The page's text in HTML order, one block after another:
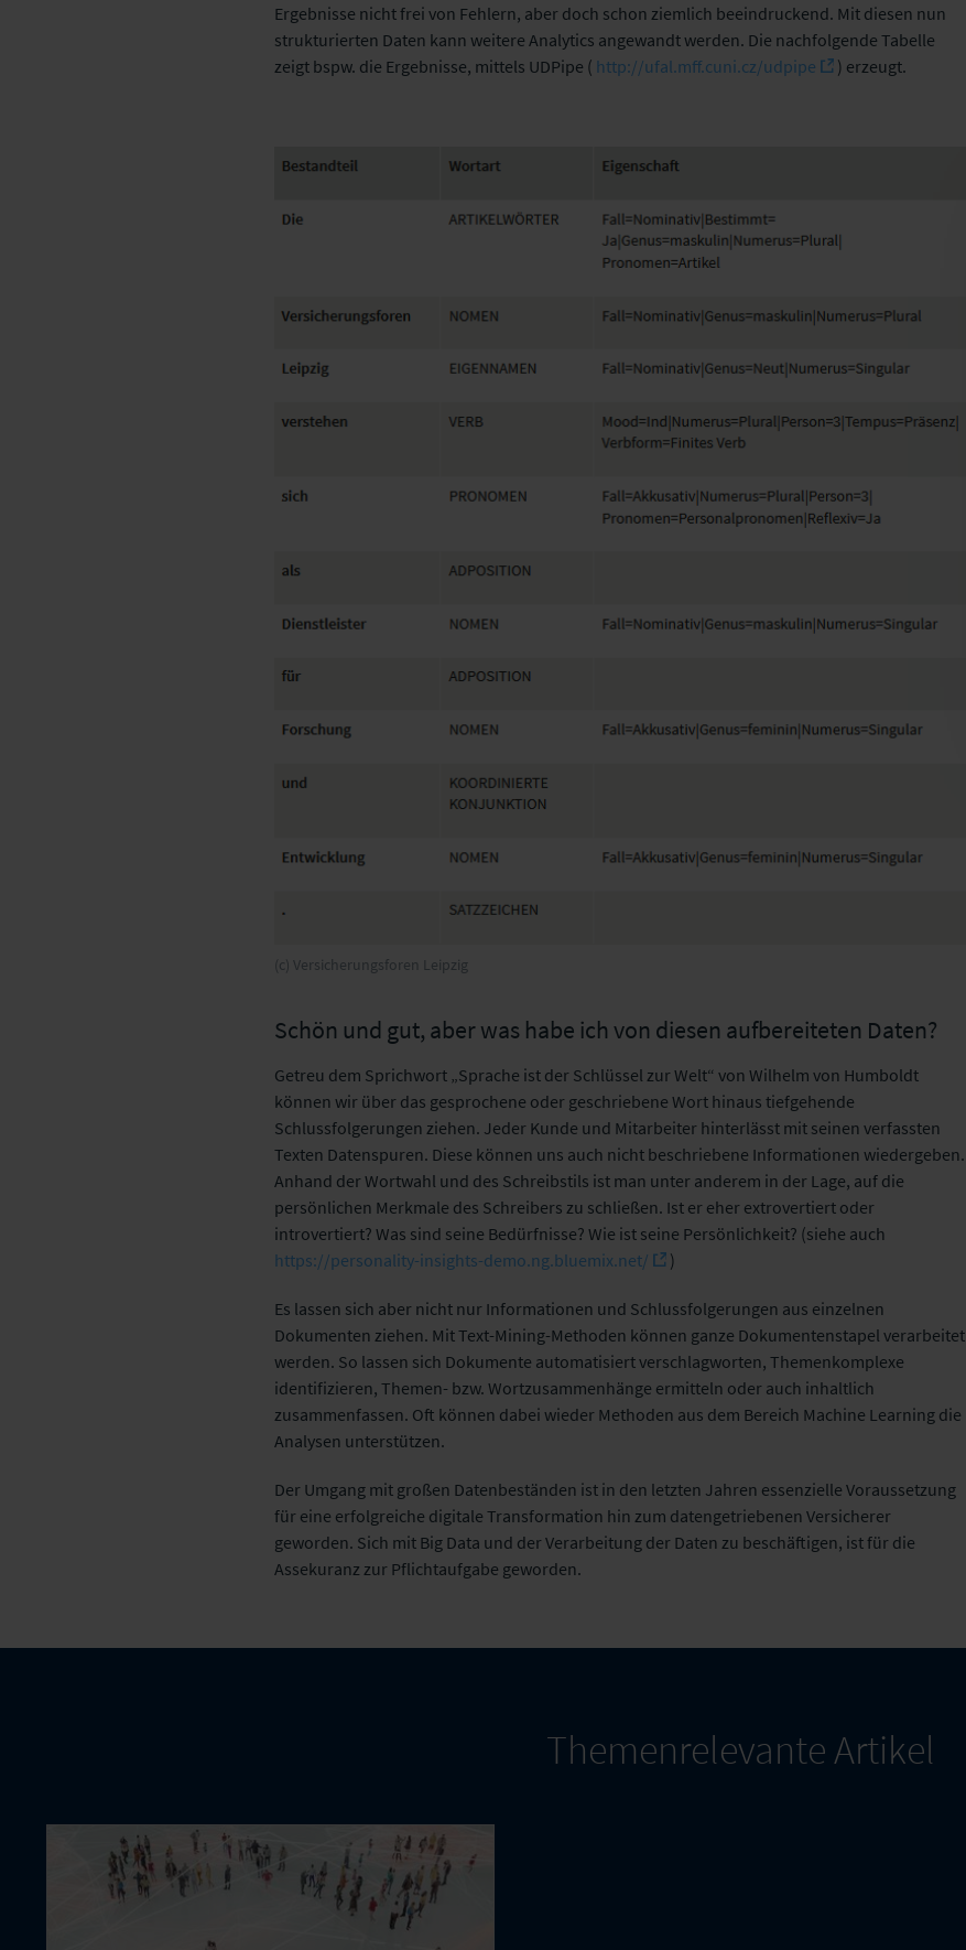
Ergebnisse nicht frei von Fehlern, aber doch schon ziemlich beeindruckend. Mit diesen nun
strukturierten Daten kann weitere Analytics angewandt werden. Die nachfolgende Tabelle
zeigt bspw. die Ergebnisse, mittels UDPipe ( http://ufal.mff.cuni.cz/udpipe ) erzeugt.
(c) Versicherungsforen Leipzig
Schön und gut, aber was habe ich von diesen aufbereiteten Daten?
Getreu dem Sprichwort „Sprache ist der Schlüssel zur Welt“ von Wilhelm von Humboldt
können wir über das gesprochene oder geschriebene Wort hinaus tiefgehende
Schlussfolgerungen ziehen. Jeder Kunde und Mitarbeiter hinterlässt mit seinen verfassten
Texten Datenspuren. Diese können uns auch nicht beschriebene Informationen wiedergeben.
Anhand der Wortwahl und des Schreibstils ist man unter anderem in der Lage, auf die
persönlichen Merkmale des Schreibers zu schließen. Ist er eher extrovertiert oder
introvertiert? Was sind seine Bedürfnisse? Wie ist seine Persönlichkeit? (siehe auch
https://personality-insights-demo.ng.bluemix.net/
)
Es lassen sich aber nicht nur Informationen und Schlussfolgerungen aus einzelnen
Dokumenten ziehen. Mit Text-Mining-Methoden können ganze Dokumentenstapel verarbeitet
werden. So lassen sich Dokumente automatisiert verschlagworten, Themenkomplexe
identifizieren, Themen- bzw. Wortzusammenhänge ermitteln oder auch inhaltlich
zusammenfassen. Oft können dabei wieder Methoden aus dem Bereich Machine Learning die
Analysen unterstützen.
Der Umgang mit großen Datenbeständen ist in den letzten Jahren essenzielle Voraussetzung
für eine erfolgreiche digitale Transformation hin zum datengetriebenen Versicherer
geworden. Sich mit Big Data und der Verarbeitung der Daten zu beschäftigen, ist für die
Assekuranz zur Pflichtaufgabe geworden.
Themenrelevante Artikel